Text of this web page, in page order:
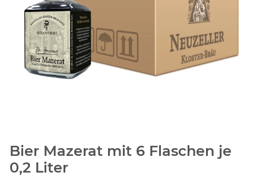
Bier Mazerat mit 6 Flaschen je
0,2 Liter